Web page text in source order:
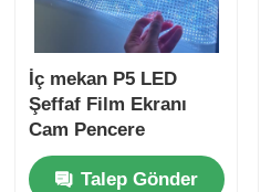
İç mekan P5 LED
Şeffaf Film Ekranı
Cam Pencere
Perakende Mağazası
Reklamı için Yüksek
Talep Gönder